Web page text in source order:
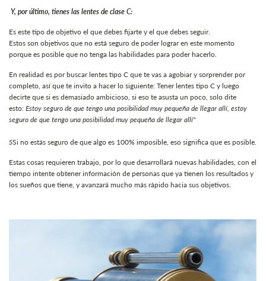
Y, por último, tienes las lentes de clase C:
Es este tipo de objetivo el que debes fijarte y el que debes seguir.
Estos son objetivos que no está seguro de poder lograr en este momento
porque es posible que no tenga las habilidades para poder hacerlo.
En realidad es por buscar lentes tipo C que te vas a agobiar y sorprender por
completo, así que te invito a hacer lo siguiente: Tener lentes tipo C y luego
decirte que si es demasiado ambicioso, si eso te asusta un poco, solo dite
esto: Estoy seguro de que tengo una posibilidad muy pequeña de llegar allí, estoy
seguro de que tengo una posibilidad muy pequeña de llegar allí"
SSi no estás seguro de que algo es 100% imposible, eso significa que es posible.
Estas cosas requieren trabajo, por lo que desarrollará nuevas habilidades, con el
tiempo intente obtener información de personas que ya tienen los resultados y
los sueños que tiene, y avanzará mucho más rápido hacia sus objetivos.